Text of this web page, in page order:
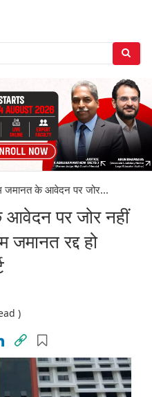
जमानत के आवेदन पर जोर...
पर जोर नहीं
जमानत रद्द हो
)